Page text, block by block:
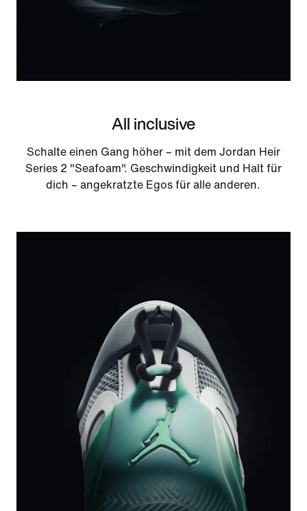
All inclusive
Schalte einen Gang höher – mit dem Jordan Heir
Series 2 "Seafoam". Geschwindigkeit und Halt für
dich – angekratzte Egos für alle anderen.